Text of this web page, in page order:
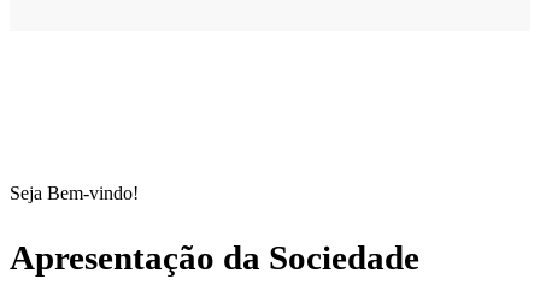
Seja Bem-vindo!
Apresentação da Sociedade